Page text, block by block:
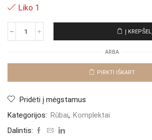
Liko 1
produkto
"Yellow
Į KREPŠELĮ
ARBA
PIRKTI IŠKART
Pridėti į mėgstamus
Kategorijos: Rūbai, Komplektai
Dalintis: